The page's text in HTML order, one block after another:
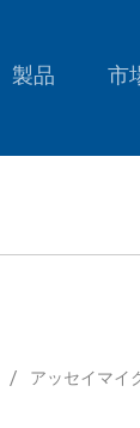
製品 市
アッセイマイ